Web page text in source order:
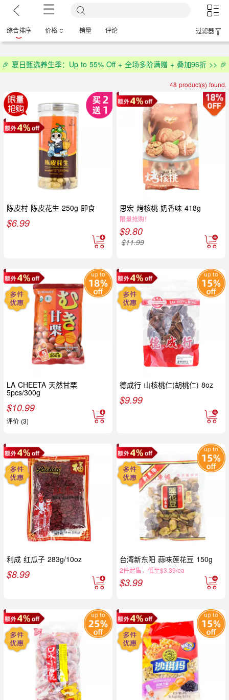
综合排序 价格 销量 评论 过滤器
🎉 夏日甄选养生季：Up to 55% Off + 全场多阶满赠 + 叠加96折 >> 🎉
48 product(s) found.
陈皮村 陈皮花生 250g 即食
$6.99
思宏 烤核桃 奶香味 418g
限量抢购！
$9.80
$11.99
LA CHEETA 天然甘栗
5pcs/300g
$10.99
评价 (3)
德成行 山核桃仁(胡桃仁) 8oz
$9.99
利成 红瓜子 283g/10oz
$8.99
台湾新东阳 蒜味莲花豆 150g
2件起售，低至$3.39/ea
$3.99